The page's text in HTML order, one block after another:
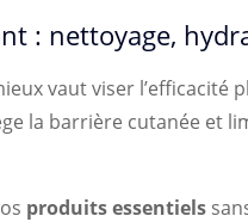
: nettoyage,
vaut viser l’efficacité
la barrière cutanée et
produits essentiels